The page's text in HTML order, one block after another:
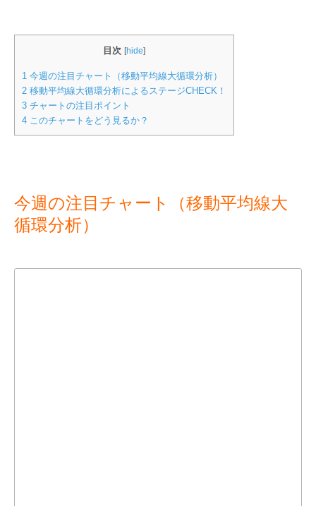
目次 [hide]
1 今週の注目チャート（移動平均線大循環分析）
2 移動平均線大循環分析によるステージCHECK！
3 チャートの注目ポイント
4 このチャートをどう見るか？
今週の注目チャート（移動平均線大
循環分析）